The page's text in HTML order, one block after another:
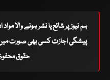
ہم نیوز پر شائع یا نشر ہونے والا
پیشگی اجازت کسی بھی صورت میں
حقوق محفوظ